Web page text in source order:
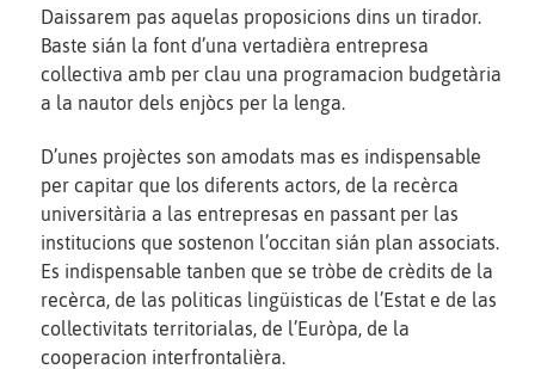
Daissarem pas aquelas proposicions dins un tirador.
Baste sián la font d’una vertadièra entrepresa
collectiva amb per clau una programacion budgetària
a la nautor dels enjòcs per la lenga.
D’unes projèctes son amodats mas es indispensable
per capitar que los diferents actors, de la recèrca
universitària a las entrepresas en passant per las
institucions que sostenon l’occitan sián plan associats.
Es indispensable tanben que se tròbe de crèdits de la
recèrca, de las politicas lingüisticas de l’Estat e de las
collectivitats territorialas, de l’Euròpa, de la
cooperacion interfrontalièra.